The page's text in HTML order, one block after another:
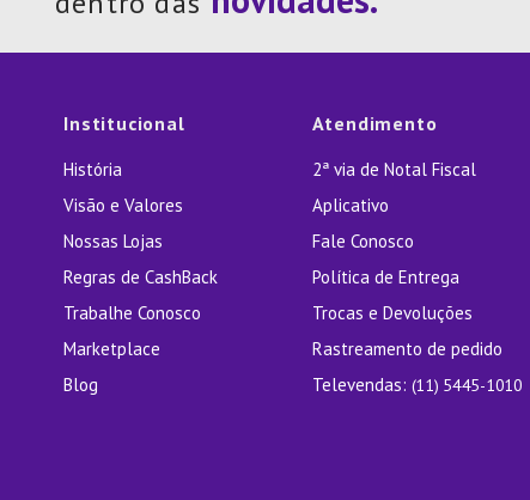
Institucional
História
Visão e Valores
Nossas Lojas
Regras de CashBack
Trabalhe Conosco
Marketplace
Blog
Atendimento
2ª via de Notal Fiscal
Aplicativo
Fale Conosco
Política de Entrega
Trocas e Devoluções
Rastreamento de pedido
Televendas: (11) 5445-1010